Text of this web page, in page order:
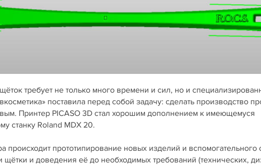
требует не только много времени и сил, но и
поставила перед собой задачу: сделать производство
Принтер PICASO 3D стал хорошим дополнением к имеющемуся
станку Roland MDX 20.
происходит прототипирование новых изделий и
и доведения её до необходимых требований (технических,